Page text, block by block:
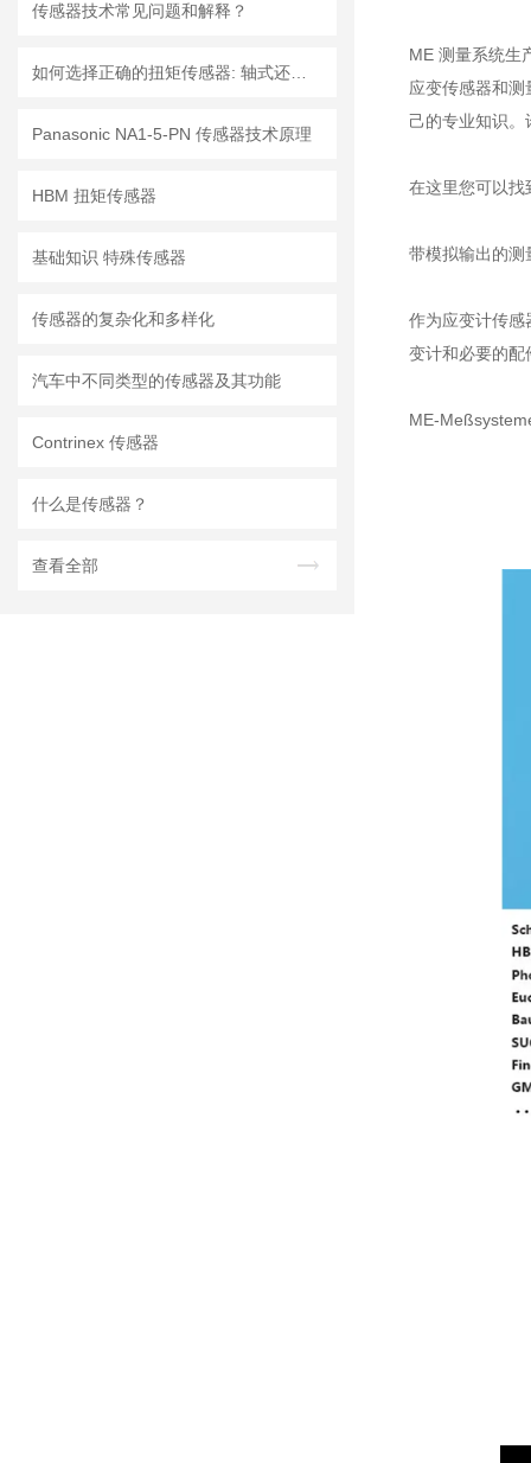
传感器技术常见问题和解释？
Panasonic NA1-5-PN 传感器技术原理
HBM 扭矩传感器
基础知识 特殊传感器
传感器的复杂化和多样化
汽车中不同类型的传感器及其功能
Contrinex 传感器
什么是传感器？
查看全部
ME 测量系统生
应变传感器和
己的专业知识。
在这里您可以
带模拟输出的测
作为应变计传感
变计和必要的配
ME-